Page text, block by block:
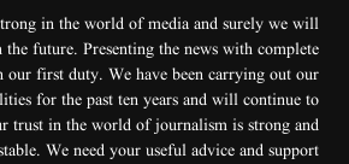
in the world of media and surely we will
future. Presenting the news with complete
our first duty. We have been carrying out our
for the past ten years and will continue to
trust in the world of journalism is strong and
We need your useful advice and support.